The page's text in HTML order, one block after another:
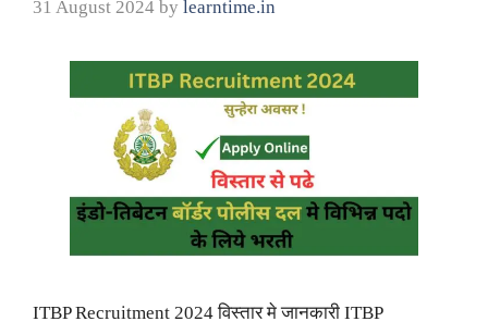
31 August 2024 by learntime.in
ITBP Recruitment 2024 विस्तार मे जानकारी ITBP